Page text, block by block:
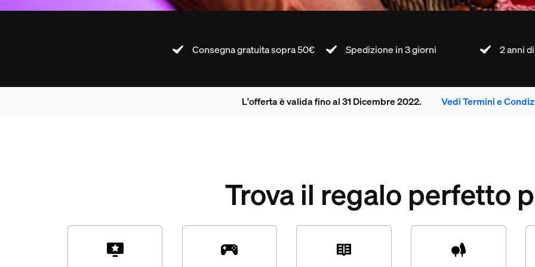
Consegna gratuita sopra 50€ Spedizione in 3 giorni 2 anni
L'offerta è valida fino al 31 Dicembre 2022. Vedi Termini e
Trova il regalo perfetto